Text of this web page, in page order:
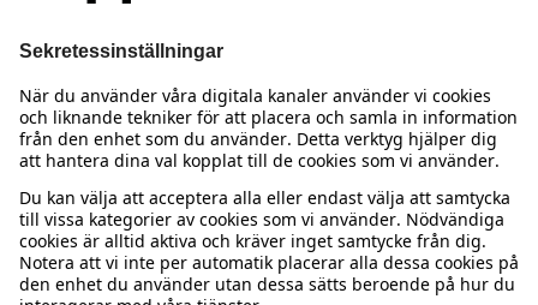
Behöver du hjälp?
Kundservice
Vanliga frågor
Beställning & retur
Kappahl Club
Logga in
Kappahl Club
Om oss
Om Kappahl Group
Villkor & policy